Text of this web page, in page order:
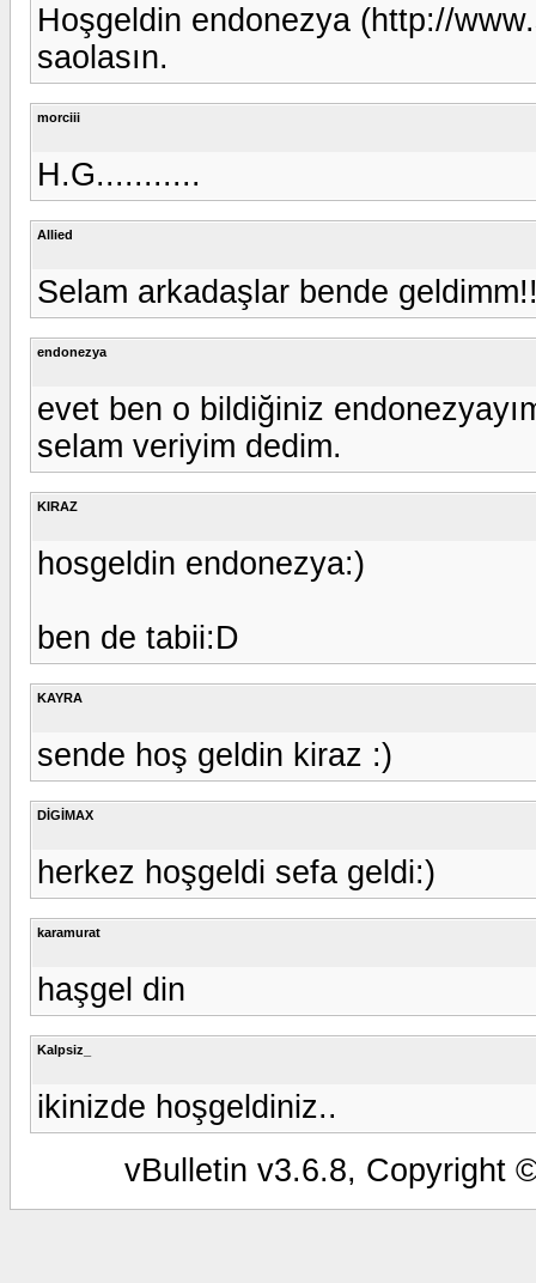
Hoşgeldin endonezya (http://
saolasın.
morciii
H.G...........
Allied
Selam arkadaşlar bende
endonezya
evet ben o bildiğiniz
selam veriyim dedim.
KIRAZ
hosgeldin endonezya:)
ben de tabii:D
KAYRA
sende hoş geldin kiraz :)
DİGİMAX
herkez hoşgeldi sefa geldi:)
karamurat
haşgel din
Kalpsiz_
ikinizde hoşgeldiniz..
vBulletin v3.6.8, Copyright